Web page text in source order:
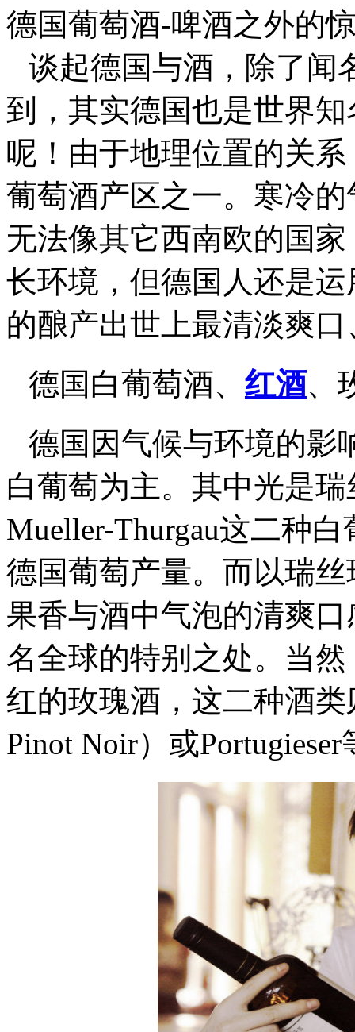
德国葡萄酒-啤酒之外的
谈起德国与酒，除了闻
到，其实德国也是世界
呢！由于地理位置的关
葡萄酒产区之一。寒冷
无法像其它西南欧的国
长环境，但德国人还是
的酿产出世上最清淡爽
德国白葡萄酒、 红酒、
德国因气候与环境的影
白葡萄为主。其中光是
Mueller-Thurgau这二种
德国葡萄产量。而以瑞
果香与酒中气泡的清爽
名全球的特别之处。当
红的玫瑰酒，这二种酒类
Pinot Noir）或